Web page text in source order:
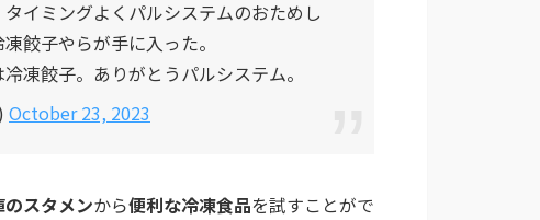
イミングよくパルシステムのおためし
餃子やらが手に入った。
凍餃子。ありがとうパルシステム。
October 23, 2023
スタメンから便利な冷凍食品を試すことがで